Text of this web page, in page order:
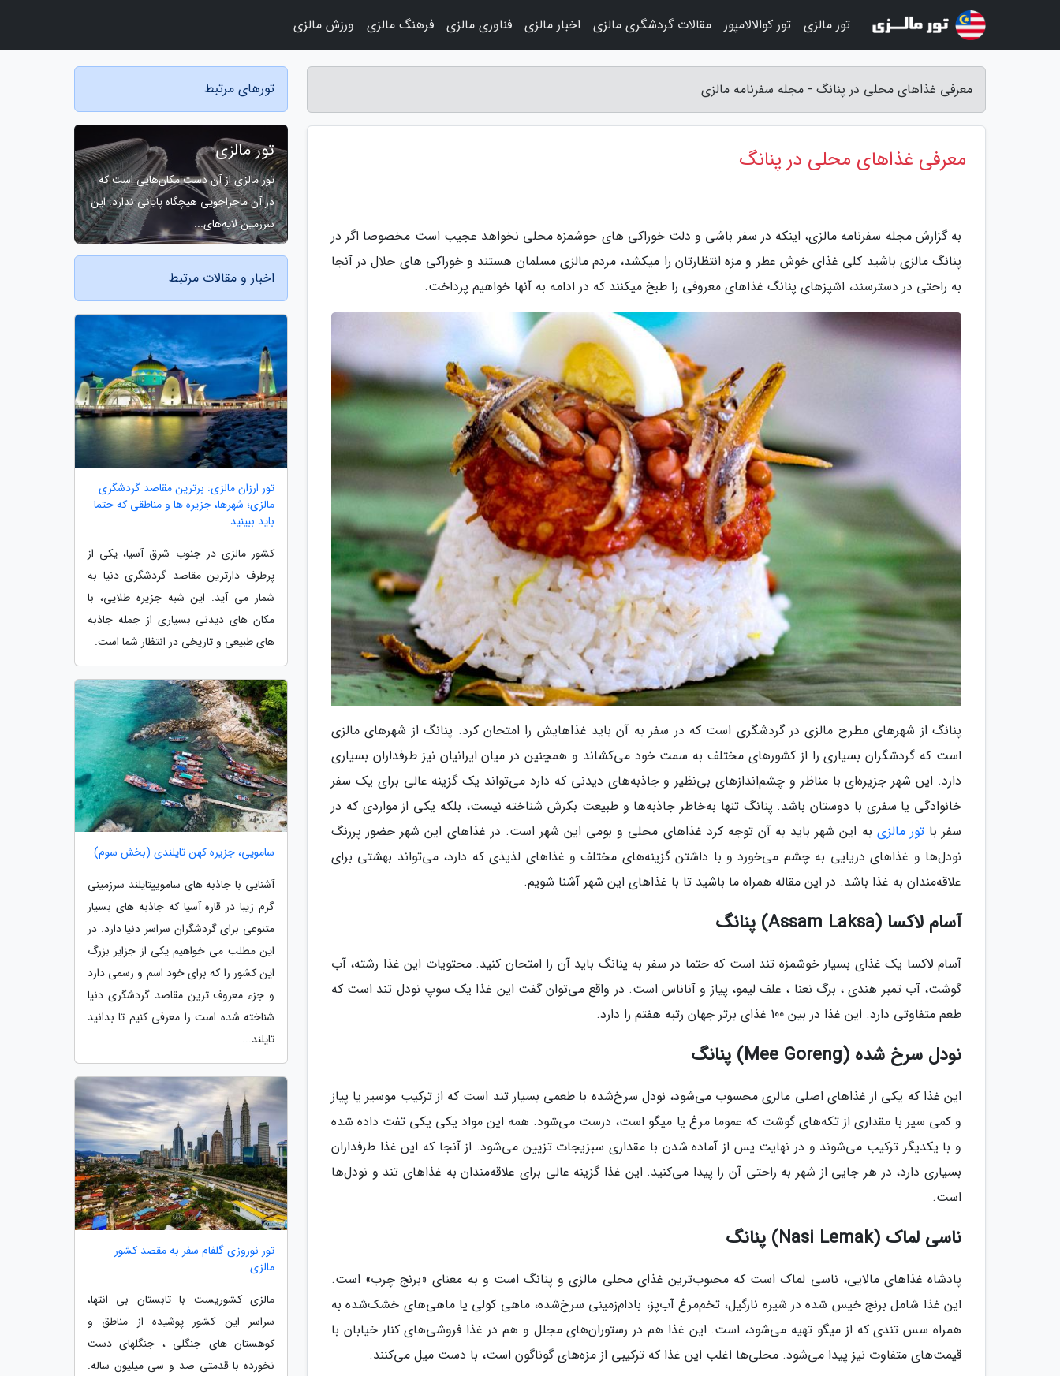
معرفی غذاهای محلی در پنانگ - مجله سفرنامه مالزی
معرفی غذاهای محلی در پنانگ
به گزارش مجله سفرنامه مالزی، اینکه در سفر باشی و دلت خوراکی های خوشمزه محلی نخواهد عجیب است مخصوصا اگر در
پنانگ مالزی باشید کلی غذای خوش عطر و مزه انتظارتان را میکشد، مردم مالزی مسلمان هستند و خوراکی های حلال در آنجا
به راحتی در دسترسند، اشپزهای پنانگ غذاهای معروفی را طبخ میکنند که در ادامه به آنها خواهیم پرداخت.
پنانگ از شهرهای مطرح مالزی در گردشگری است که در سفر به آن باید غذاهایش را امتحان کرد. پنانگ از شهرهای مالزی
است که گردشگران بسیاری را از کشورهای مختلف به سمت خود می‌کشاند و همچنین در میان ایرانیان نیز طرفداران بسیاری
دارد. این شهر جزیره‌ای با مناظر و چشم‌اندازهای بی‌نظیر و جاذبه‌های دیدنی که دارد می‌تواند یک گزینه عالی برای یک سفر
خانوادگی یا سفری با دوستان باشد. پنانگ تنها به‌خاطر جاذبه‌ها و طبیعت بکرش شناخته نیست، بلکه یکی از مواردی که در
سفر باتور مالزی به این شهر باید به آن توجه کرد غذاهای محلی و بومی این شهر است. در غذاهای این شهر حضور پررنگ
نودل‌ها و غذاهای دریایی به چشم می‌خورد و با داشتن گزینه‌های مختلف و غذاهای لذیذی که دارد، می‌تواند بهشتی برای
علاقه‌مندان به غذا باشد. در این مقاله همراه ما باشید تا با غذاهای این شهر آشنا شویم.
آسام لاکسا (Assam Laksa) پنانگ
آسام لاکسا یک غذای بسیار خوشمزه تند است که حتما در سفر به پنانگ باید آن را امتحان کنید. محتویات این غذا رشته، آب
گوشت، آب تمبر هندی ، برگ نعنا ، علف لیمو، پیاز و آناناس است. در واقع می‌توان گفت این غذا یک سوپ نودل تند است که
طعم متفاوتی دارد. این غذا در بین 100 غذای برتر جهان رتبه هفتم را دارد.
نودل سرخ شده (Mee Goreng) پنانگ
این غذا که یکی از غذاهای اصلی مالزی محسوب می‌شود، نودل سرخ‌شده با طعمی بسیار تند است که از ترکیب موسیر یا پیاز
و کمی سیر با مقداری از تکه‌های گوشت که عموما مرغ یا میگو است، درست می‌شود. همه این مواد یکی یکی تفت داده شده
و با یکدیگر ترکیب می‌شوند و در نهایت پس از آماده شدن با مقداری سبزیجات تزیین می‌شود. از آنجا که این غذا طرفداران
بسیاری دارد، در هر جایی از شهر به راحتی آن را پیدا می‌کنید. این غذا گزینه عالی برای علاقه‌مندان به غذاهای تند و نودل‌ها
است.
ناسی لماک (Nasi Lemak) پنانگ
پادشاه غذاهای مالایی، ناسی لماک است که محبوب‌ترین غذای محلی مالزی و پنانگ است و به معنای «برنج چرب» است.
این غذا شامل برنج خیس شده در شیره نارگیل، تخم‌مرغ آب‌پز، بادام‌زمینی سرخ‌شده، ماهی کولی یا ماهی‌های خشک‌شده به
همراه سس تندی که از میگو تهیه می‌شود، است. این غذا هم در رستوران‌های مجلل و هم در غذا فروشی‌های کنار خیابان با
قیمت‌های متفاوت نیز پیدا می‌شود. محلی‌ها اغلب این غذا که ترکیبی از مزه‌های گوناگون است، با دست میل می‌کنند.
تورهای مرتبط
تور مالزی
تور مالزی از آن دست مکان‌هایی است که
در آن ماجراجویی هیچگاه پایانی ندارد. این
سرزمین لایه‌های...
اخبار و مقالات مرتبط
تور ارزان مالزی: برترین مقاصد گردشگری
مالزی؛ شهرها، جزیره ها و مناطقی که حتما
باید ببینید
کشور مالزی در جنوب شرق آسیا، یکی از
پرطرف دارترین مقاصد گردشگری دنیا به
شمار می آید. این شبه جزیره طلایی، با
مکان های دیدنی بسیاری از جمله جاذبه
های طبیعی و تاریخی در انتظار شما است.
سامویی، جزیره کهن تایلندی (بخش سوم)
آشنایی با جاذبه های ساموییتایلند سرزمینی
گرم زیبا در قاره آسیا که جاذبه های بسیار
متنوعی برای گردشگران سراسر دنیا دارد. در
این مطلب می خواهیم یکی از جزایر بزرگ
این کشور را که برای خود اسم و رسمی دارد
و جزء معروف ترین مقاصد گردشگری دنیا
شناخته شده است را معرفی کنیم تا بدانید
تایلند...
تور نوروزی گلفام سفر به مقصد کشور
مالزی
مالزی کشوریست با تابستان بی انتها،
سراسر این کشور پوشیده از مناطق و
کوهستان های جنگلی ، جنگلهای دست
نخورده با قدمتی صد و سی میلیون ساله.
تور مالزی تور کوالالامپور مقالات گردشگری مالزی اخبار مالزی فناوری مالزی فرهنگ مالزی ورزش مالزی